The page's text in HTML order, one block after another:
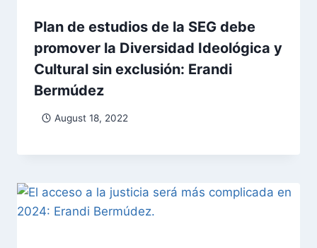
Plan de estudios de la SEG debe
promover la Diversidad Ideológica y
Cultural sin exclusión: Erandi
Bermúdez
August 18, 2022